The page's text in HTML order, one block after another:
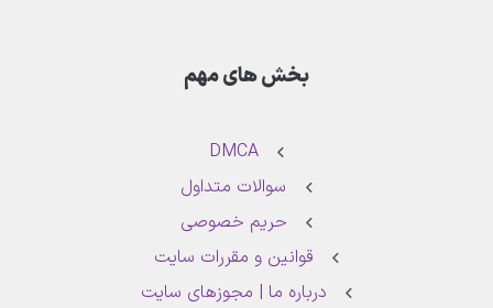
بخش های مهم
DMCA
سوالات متداول
حریم خصوصی
قوانین و مقررات سایت
درباره ما | مجوزهای سایت